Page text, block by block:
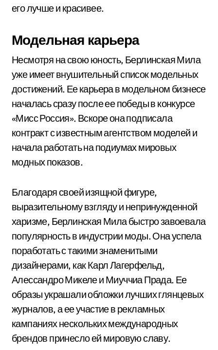
его лучше и красивее.
Модельная карьера
Несмотря на свою юность, Берлинская Мила
уже имеет внушительный список модельных
достижений. Ее карьера в модельном бизнесе
началась сразу после ее победы в конкурсе
«Мисс Россия». Вскоре она подписала
контракт с известным агентством моделей и
начала работать на подиумах мировых
модных показов.
Благодаря своей изящной фигуре,
выразительному взгляду и непринужденной
харизме, Берлинская Мила быстро завоевала
популярность в индустрии моды. Она успела
поработать с такими знаменитыми
дизайнерами, как Карл Лагерфельд,
Алессандро Микеле и Миуччиа Прада. Ее
образы украшали обложки лучших глянцевых
журналов, а ее участие в рекламных
кампаниях нескольких международных
брендов принесло ей мировую славу.